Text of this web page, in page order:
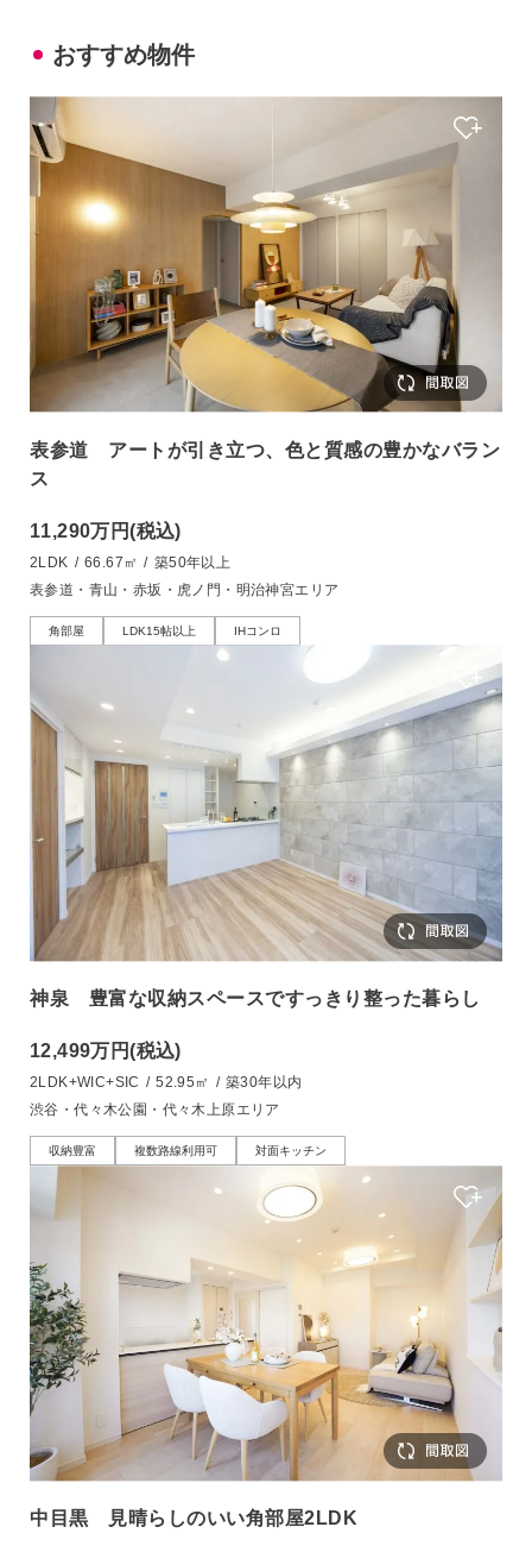
おすすめ物件
表参道 アートが引き立つ、色と質感の豊かなバラン
ス
11,290万円(税込)
2LDK / 66.67㎡ / 築50年以上
表参道・青山・赤坂・虎ノ門・明治神宮エリア
角部屋 LDK15帖以上 IHコンロ
神泉 豊富な収納スペースですっきり整った暮らし
12,499万円(税込)
2LDK+WIC+SIC / 52.95㎡ / 築30年以内
渋谷・代々木公園・代々木上原エリア
収納豊富 複数路線利用可 対面キッチン
中目黒 見晴らしのいい角部屋2LDK